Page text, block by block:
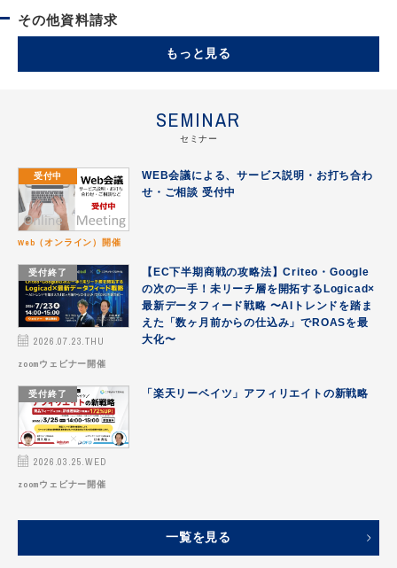
その他資料請求
もっと見る
SEMINAR
セミナー
受付中
Web（オンライン）開催
WEB会議による、サービス説明・お打ち合わ
せ・ご相談 受付中
受付終了
2026.07.23.THU
zoomウェビナー開催
【EC下半期商戦の攻略法】Criteo・Google
の次の一手！未リーチ層を開拓するLogicad×
最新データフィード戦略 〜AIトレンドを踏ま
えた「数ヶ月前からの仕込み」でROASを最
大化〜
受付終了
2026.03.25.WED
zoomウェビナー開催
「楽天リーベイツ」アフィリエイトの新戦略
一覧を見る